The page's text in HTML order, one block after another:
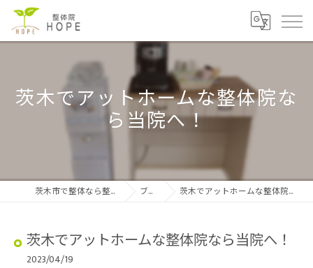
茨木でアットホームな整体院な
ら当院へ！
茨木市で整体なら整体院HOPE ブログ 茨木でアットホームな整体院なら当院へ！
茨木でアットホームな整体院なら当院へ！
2023/04/19